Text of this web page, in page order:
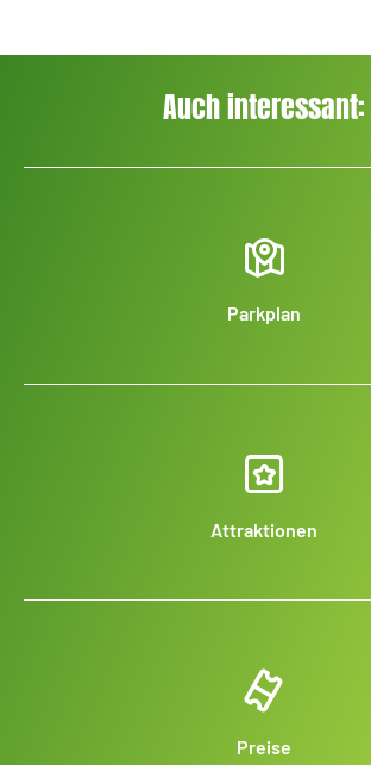
Auch interessant:
Parkplan
Attraktionen
Preise